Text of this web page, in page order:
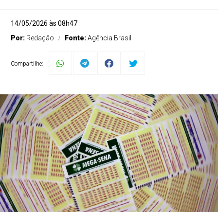
14/05/2026 às 08h47
Por: Redação Fonte:Agência Brasil
Compartilhe: